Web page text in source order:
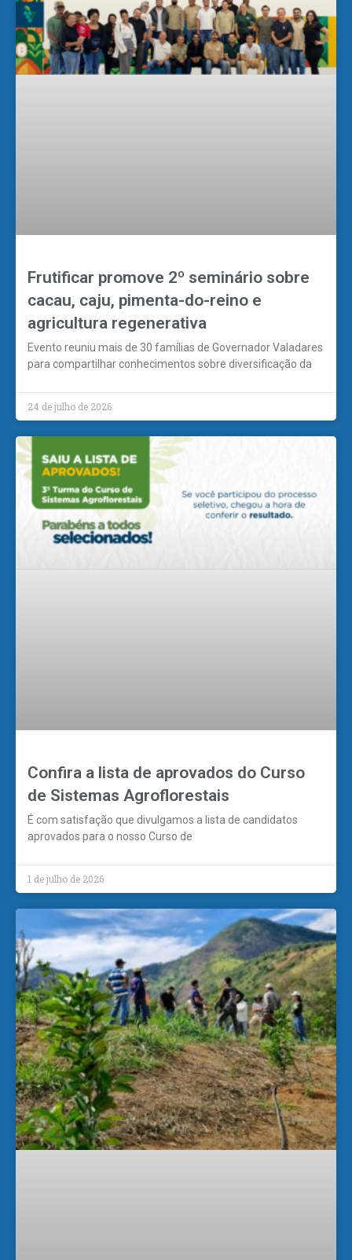
Frutificar promove 2º seminário sobre
cacau, caju, pimenta-do-reino e
agricultura regenerativa
Evento reuniu mais de 30 famílias de Governador Valadares
para compartilhar conhecimentos sobre diversificação da
24 de julho de 2026
Confira a lista de aprovados do Curso
de Sistemas Agroflorestais
É com satisfação que divulgamos a lista de candidatos
aprovados para o nosso Curso de
1 de julho de 2026